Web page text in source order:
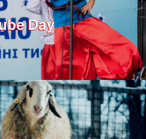
Day